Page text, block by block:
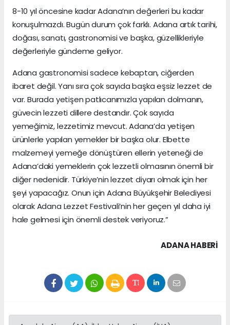
8-10 yıl öncesine kadar Adana’nın değerleri bu kadar
konuşulmazdı. Bugün durum çok farklı. Adana artık tarihi,
doğası, sanatı, gastronomisi ve başka, güzellikleriyle
değerleriyle gündeme geliyor.
Adana gastronomisi sadece kebaptan, ciğerden
ibaret değil. Yanı sıra çok sayıda başka eşsiz lezzet de
var. Burada yetişen patlıcanımızla yapılan dolmanın,
güvecin lezzeti dillere destandır. Çok sayıda
yemeğimiz, lezzetimiz mevcut. Adana’da yetişen
ürünlerle yapılan yemekler bir başka olur. Elbette
malzemeyi yemeğe dönüştüren ellerin yeteneği de
Adana’daki yemeklerin çok lezzetli olmasının önemli bir
diğer nedenidir. Türkiye’nin lezzet diyarı olmak için her
şeyi yapacağız. Onun için Adana Büyükşehir Belediyesi
olarak Adana Lezzet Festivali’nin her geçen yıl daha iyi
hale gelmesi için önemli destek veriyoruz.”
ADANA HABERİ